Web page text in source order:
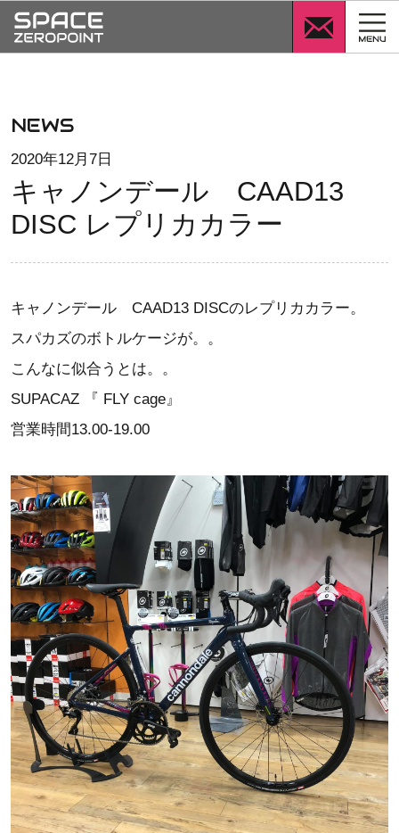
キャノンデー
ル CAAD13
DISC レプリ
カカラー
NEWS
2020年12月7日
キャノンデール CAAD13
DISC レプリカカラー
キャノンデール CAAD13 DISCのレプリカカラー。
スパカズのボトルケージが。。
こんなに似合うとは。。
SUPACAZ 『 FLY cage』
営業時間13.00-19.00